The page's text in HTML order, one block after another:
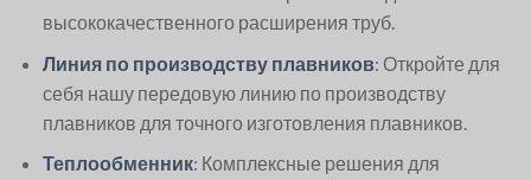
высококачественного расширения труб.
Линия по производству плавников: Откройте для
себя нашу передовую линию по производству
плавников для точного изготовления плавников.
Теплообменник: Комплексные решения для